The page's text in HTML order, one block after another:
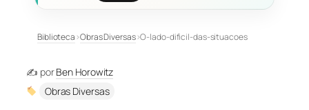
Biblioteca›Obras Diversas›O-lado-dificil-das-situacoes
✍️ porBen Horowitz
Obras Diversas